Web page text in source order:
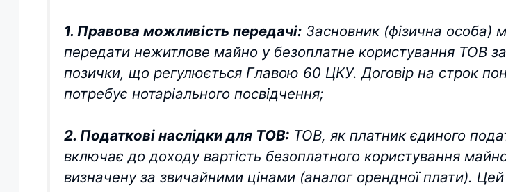
1. Правова можливість передачі: Засновник (фізична особа)
передати нежитлове майно у безоплатне користування ТОВ
позички, що регулюється Главою 60 ЦКУ. Договір на строк
потребує нотаріального посвідчення;
2. Податкові наслідки для ТОВ: ТОВ, як платник єдиного
включає до доходу вартість безоплатного користування
визначену за звичайними цінами (аналог орендної плати). Цей